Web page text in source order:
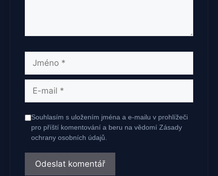
Jméno
Souhlasím s uložením jména a e-mailu v prohlížeči
pro příští komentování a beru na vědomí Zásady
ochrany osobních údajů.